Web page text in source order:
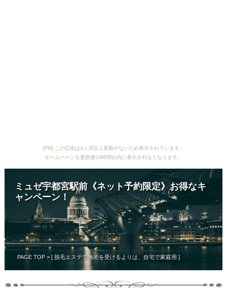
[PR] この広告は3ヶ月以上更新がないため表示されています。
ホームページを更新後24時間以内に表示されなくなります。
ミュゼ宇都宮駅前《ネット予約限定》お得なキ
ャンペーン！
PAGE TOP> [ 脱毛エステで施術を受けるよりは、自宅で家庭用 ]